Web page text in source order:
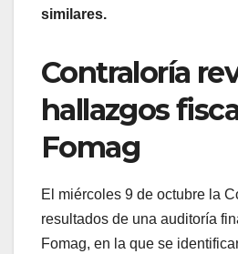
similares.
Contraloría
hallazgos
Fomag
El miércoles 9 de octubre la
resultados de una auditoría
Fomag, en la que se